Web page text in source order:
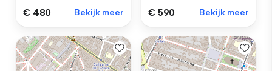
€ 480 Bekijk meer € 590 Bekijk meer